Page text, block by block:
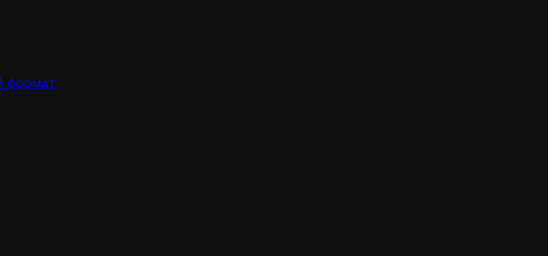
формат